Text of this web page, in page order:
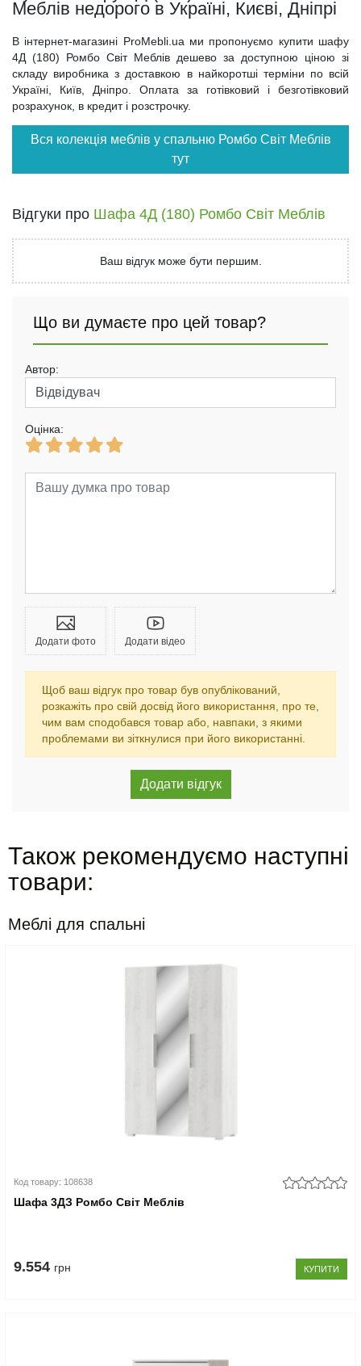
Меблів недорого в Україні, Києві, Дніпрі
В інтернет-магазині ProMebli.ua ми пропонуємо купити шафу
4Д (180) Ромбо Світ Меблів дешево за доступною ціною зі
складу виробника з доставкою в найкоротші терміни по всій
Україні, Київ, Дніпро. Оплата за готівковий і безготівковий
розрахунок, в кредит і розстрочку.
Вся колекція меблів у спальню Ромбо Світ Меблів
тут
Відгуки про Шафа 4Д (180) Ромбо Світ Меблів
Ваш відгук може бути першим.
Що ви думаєте про цей товар?
Автор:
Оцінка:
Додати фото Додати відео
Щоб ваш відгук про товар був опублікований,
розкажіть про свій досвід його використання, про те,
чим вам сподобався товар або, навпаки, з якими
проблемами ви зіткнулися при його використанні.
Також рекомендуємо наступні
товари:
Меблі для спальні
Код товару: 108638
Шафа 3ДЗ Ромбо Світ Меблів
9.554 грн КУПИТИ